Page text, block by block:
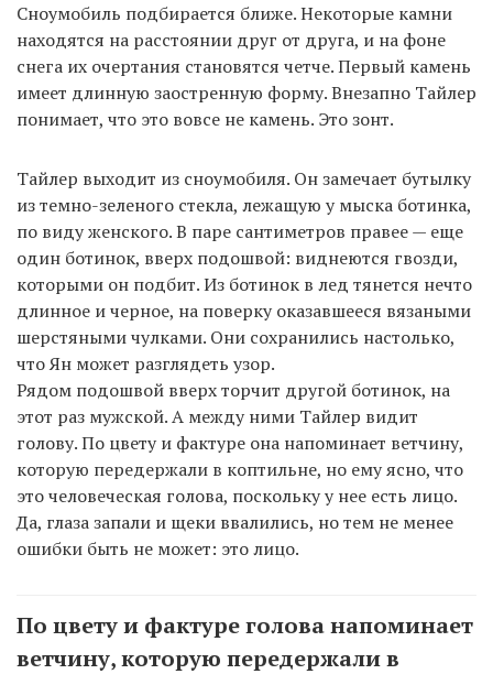
Сноумобиль подбирается ближе. Некоторые камни
находятся на расстоянии друг от друга, и на фоне
снега их очертания становятся четче. Первый камень
имеет длинную заостренную форму. Внезапно Тайлер
понимает, что это вовсе не камень. Это зонт.
Тайлер выходит из сноумобиля. Он замечает бутылку
из темно-зеленого стекла, лежащую у мыска ботинка,
по виду женского. В паре сантиметров правее — еще
один ботинок, вверх подошвой: виднеются гвозди,
которыми он подбит. Из ботинок в лед тянется нечто
длинное и черное, на поверку оказавшееся вязаными
шерстяными чулками. Они сохранились настолько,
что Ян может разглядеть узор.
Рядом подошвой вверх торчит другой ботинок, на
этот раз мужской. А между ними Тайлер видит
голову. По цвету и фактуре она напоминает ветчину,
которую передержали в коптильне, но ему ясно, что
это человеческая голова, поскольку у нее есть лицо.
Да, глаза запали и щеки ввалились, но тем не менее
ошибки быть не может: это лицо.
По цвету и фактуре голова напоминает
ветчину, которую передержали в